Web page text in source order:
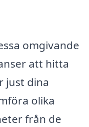
omgivande
att hitta
just dina
olika
från de